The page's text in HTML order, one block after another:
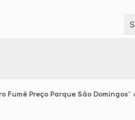
Fumê Preço Parque São Domingos"